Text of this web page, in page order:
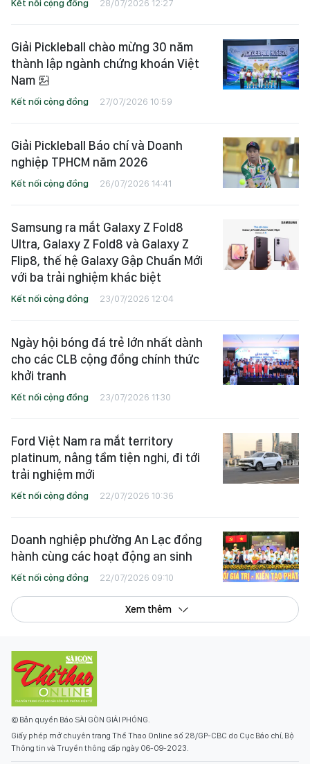
Kết nối cộng đồng 28/07/2026 12:27
Giải Pickleball chào mừng 30 năm
thành lập ngành chứng khoán Việt
Nam
Kết nối cộng đồng 27/07/2026 10:59
Giải Pickleball Báo chí và Doanh
nghiệp TPHCM năm 2026
Kết nối cộng đồng 26/07/2026 14:41
Samsung ra mắt Galaxy Z Fold8
Ultra, Galaxy Z Fold8 và Galaxy Z
Flip8, thế hệ Galaxy Gập Chuẩn Mới
với ba trải nghiệm khác biệt
Kết nối cộng đồng 23/07/2026 12:04
Ngày hội bóng đá trẻ lớn nhất dành
cho các CLB cộng đồng chính thức
khởi tranh
Kết nối cộng đồng 23/07/2026 11:30
Ford Việt Nam ra mắt territory
platinum, nâng tầm tiện nghi, đi tới
trải nghiệm mới
Kết nối cộng đồng 22/07/2026 10:36
Doanh nghiệp phường An Lạc đồng
hành cùng các hoạt động an sinh
Kết nối cộng đồng 22/07/2026 09:10
Xem thêm
© Bản quyền Báo SÀI GÒN GIẢI PHÓNG.
Giấy phép mở chuyên trang Thể Thao Online số 28/GP-CBC do Cục Báo chí, Bộ
Thông tin và Truyền thông cấp ngày 06-09-2023.